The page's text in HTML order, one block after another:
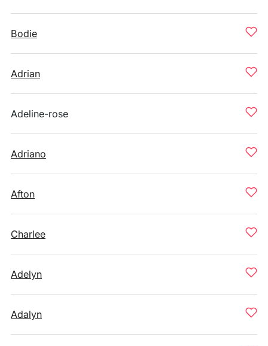
Bodie
Adrian
Adeline-rose
Adriano
Afton
Charlee
Adelyn
Adalyn